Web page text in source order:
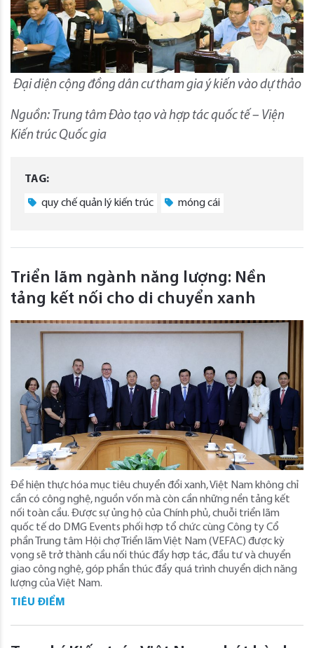
Đại diện cộng đồng dân cư tham gia ý kiến vào dự thảo
Nguồn: Trung tâm Đào tạo và hợp tác quốc tế – Viện
Kiến trúc Quốc gia
TAG:
quy chế quản lý kiến trúc móng cái
Triển lãm ngành năng lượng: Nền
tảng kết nối cho di chuyển xanh
Để hiện thực hóa mục tiêu chuyển đổi xanh, Việt Nam không chỉ
cần có công nghệ, nguồn vốn mà còn cần những nền tảng kết
nối toàn cầu. Được sự ủng hộ của Chính phủ, chuỗi triển lãm
quốc tế do DMG Events phối hợp tổ chức cùng Công ty Cổ
phần Trung tâm Hội chợ Triển lãm Việt Nam (VEFAC) được kỳ
vọng sẽ trở thành cầu nối thúc đẩy hợp tác, đầu tư và chuyển
giao công nghệ, góp phần thúc đẩy quá trình chuyển dịch năng
lượng của Việt Nam.
TIÊU ĐIỂM